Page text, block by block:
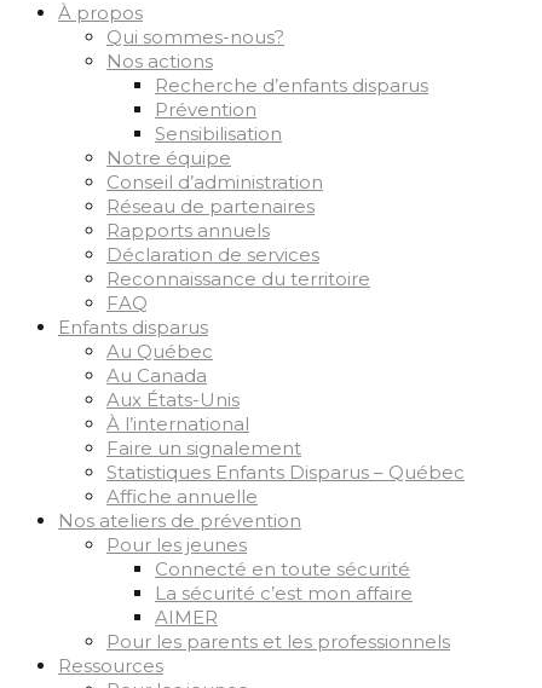
À propos
Qui sommes-nous?
Nos actions
Recherche d’enfants disparus
Prévention
Sensibilisation
Notre équipe
Conseil d’administration
Réseau de partenaires
Rapports annuels
Déclaration de services
Reconnaissance du territoire
FAQ
Enfants disparus
Au Québec
Au Canada
Aux États-Unis
À l’international
Faire un signalement
Statistiques Enfants Disparus – Québec
Affiche annuelle
Nos ateliers de prévention
Pour les jeunes
Connecté en toute sécurité
La sécurité c’est mon affaire
AIMER
Pour les parents et les professionnels
Ressources